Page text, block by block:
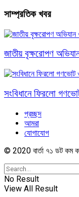
সাম্প্রতিক খবর
জাতীয় বৃক্ষরোপণ
সংবিধানে ফিরলো
প্রচ্ছদ
আমরা
যোগাযোগ
© 2020 বার্তা ৭১ ডট কম
No Result
View All Result